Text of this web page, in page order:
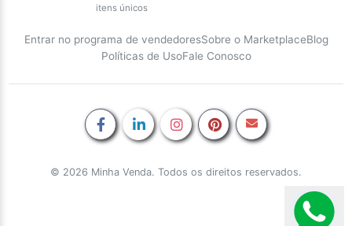
itens únicos
Entrar no programa de vendedoresSobre o MarketplaceBlog
Políticas de UsoFale Conosco
© 2026 Minha Venda. Todos os direitos reservados.